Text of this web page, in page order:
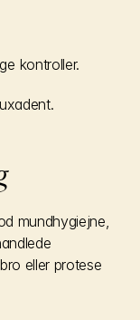
kontroller.
mundhygiejne,
eller protese